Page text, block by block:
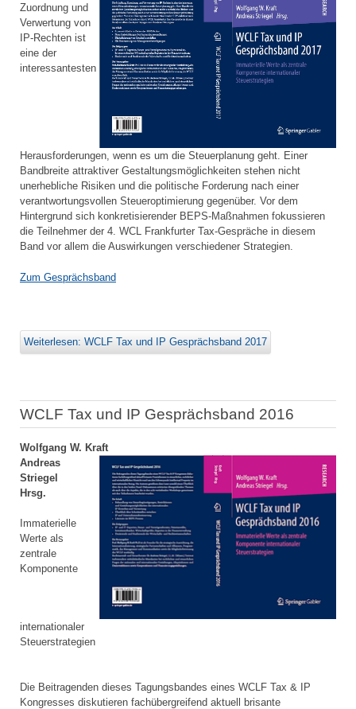
Zuordnung und
Verwertung von
IP-Rechten ist
eine der
interessantesten
Herausforderungen, wenn es um die Steuerplanung geht. Einer
Bandbreite attraktiver Gestaltungsmöglichkeiten stehen nicht
unerhebliche Risiken und die politische Forderung nach einer
verantwortungsvollen Steueroptimierung gegenüber. Vor dem
Hintergrund sich konkretisierender BEPS-Maßnahmen fokussieren
die Teilnehmer der 4. WCL Frankfurter Tax-Gespräche in diesem
Band vor allem die Auswirkungen verschiedener Strategien.
Zum Gesprächsband
Weiterlesen: WCLF Tax und IP Gesprächsband 2017
WCLF Tax und IP Gesprächsband 2016
Wolfgang W. Kraft
Andreas
Striegel
Hrsg.
Immaterielle
Werte als
zentrale
Komponente
internationaler
Steuerstrategien
Die Beitragenden dieses Tagungsbandes eines WCLF Tax & IP
Kongresses diskutieren fachübergreifend aktuell brisante